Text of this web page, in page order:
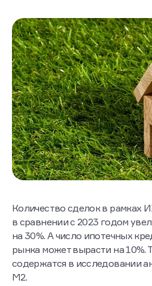
Количество сделок в рамках
в сравнении с 2023 годом
на 30%. А число ипотечных
рынка может вырасти на 10%.
содержатся в исследовании
М2.